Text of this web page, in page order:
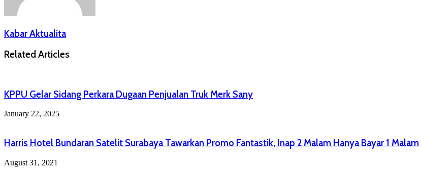
Kabar Aktualita
Related Articles
KPPU Gelar Sidang Perkara Dugaan Penjualan Truk Merk Sany
January 22, 2025
Harris Hotel Bundaran Satelit Surabaya Tawarkan Promo Fantastik, Inap 2 Malam Hanya Bayar 1 Malam
August 31, 2021